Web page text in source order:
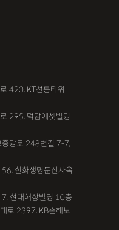
420, KT선릉타워
295, 덕암에셋빌딩
중앙로 248번길 7-7,
한화생명둔산사옥
7, 현대해상빌딩 10층
로 2397, KB손해보